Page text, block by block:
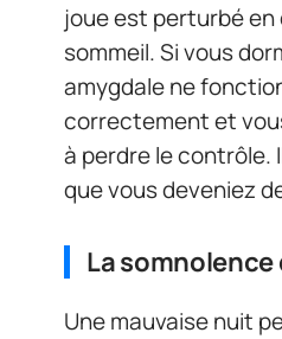
joue est perturbé
sommeil. Si vous
amygdale ne
correctement et
à perdre le contrôle.
que vous deveniez
La
Une mauvaise nuit